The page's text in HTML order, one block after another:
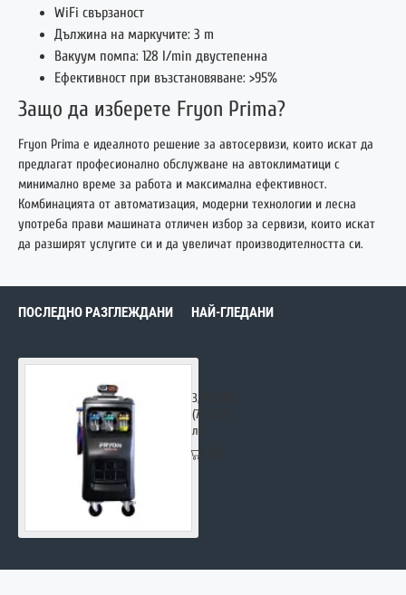
WiFi свързаност
Дължина на маркучите: 3 m
Вакуум помпа: 128 l/min двустепенна
Ефективност при възстановяване: >95%
Защо да изберете Fryon Prima?
Fryon Prima е идеалното решение за автосервизи, които искат да
предлагат професионално обслужване на автоклиматици с
минимално време за работа и максимална ефективност.
Комбинацията от автоматизация, модерни технологии и лесна
употреба прави машината отличен избор за сервизи, които искат
да разширят услугите си и да увеличат производителността си.
ПОСЛЕДНО РАЗГЛЕЖДАНИ НАЙ-ГЛЕДАНИ
3,900.00€
(7,627.74
лв.)